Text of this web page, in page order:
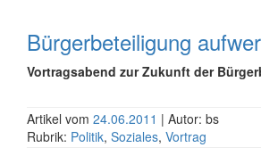
Bürgerbeteiligung
Vortragsabend zur Zukunft der
Artikel vom 24.06.2011 | Autor: bs
Rubrik: Politik, Soziales, Vortrag